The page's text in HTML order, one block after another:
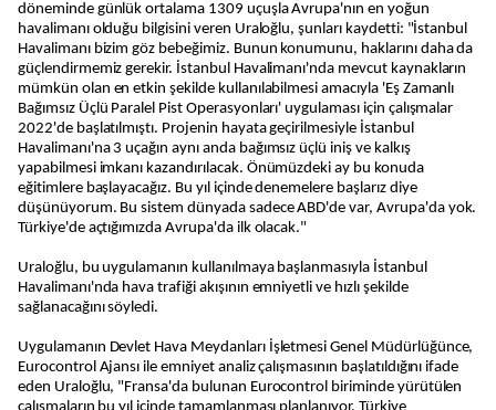
döneminde günlük ortalama 1309 uçuşla Avrupa'nın en yoğun
havalimanı olduğu bilgisini veren Uraloğlu, şunları kaydetti: "İstanbul
Havalimanı bizim göz bebeğimiz. Bunun konumunu, haklarını daha da
güçlendirmemiz gerekir. İstanbul Havalimanı'nda mevcut kaynakların
mümkün olan en etkin şekilde kullanılabilmesi amacıyla 'Eş Zamanlı
Bağımsız Üçlü Paralel Pist Operasyonları' uygulaması için çalışmalar
2022'de başlatılmıştı. Projenin hayata geçirilmesiyle İstanbul
Havalimanı'na 3 uçağın aynı anda bağımsız üçlü iniş ve kalkış
yapabilmesi imkanı kazandırılacak. Önümüzdeki ay bu konuda
eğitimlere başlayacağız. Bu yıl içinde denemelere başlarız diye
düşünüyorum. Bu sistem dünyada sadece ABD'de var, Avrupa'da yok.
Türkiye'de açtığımızda Avrupa'da ilk olacak."
Uraloğlu, bu uygulamanın kullanılmaya başlanmasıyla İstanbul
Havalimanı'nda hava trafiği akışının emniyetli ve hızlı şekilde
sağlanacağını söyledi.
Uygulamanın Devlet Hava Meydanları İşletmesi Genel Müdürlüğünce,
Eurocontrol Ajansı ile emniyet analiz çalışmasının başlatıldığını ifade
eden Uraloğlu, "Fransa'da bulunan Eurocontrol biriminde yürütülen